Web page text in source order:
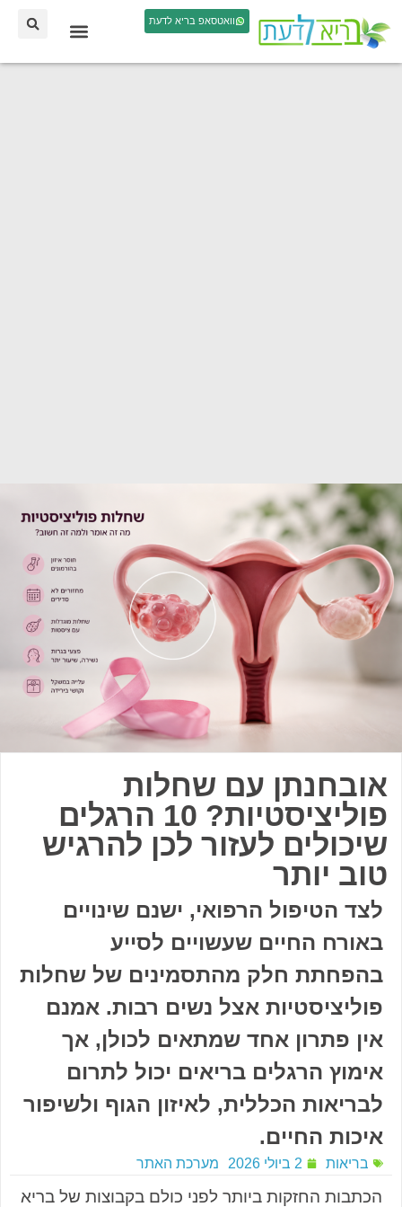
וואטסאפ בריא לדעת
אובחנתן עם שחלות
פוליציסטיות? 10 הרגלים
שיכולים לעזור לכן להרגיש
טוב יותר
לצד הטיפול הרפואי, ישנם שינויים
באורח החיים שעשויים לסייע
בהפחתת חלק מהתסמינים של שחלות
פוליציסטיות אצל נשים רבות. אמנם
אין פתרון אחד שמתאים לכולן, אך
אימוץ הרגלים בריאים יכול לתרום
לבריאות הכללית, לאיזון הגוף ולשיפור
איכות החיים.
בריאות 2 ביולי 2026 מערכת האתר
הכתבות החזקות ביותר לפני כולם בקבוצות של בריא